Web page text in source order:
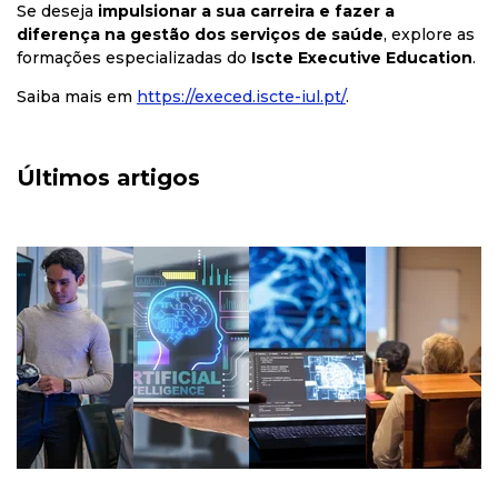
Se deseja impulsionar a sua carreira e fazer a
diferença na gestão dos serviços de saúde, explore as
formações especializadas do Iscte Executive Education.
Saiba mais em https://execed.iscte-iul .pt/.
Últimos artigos